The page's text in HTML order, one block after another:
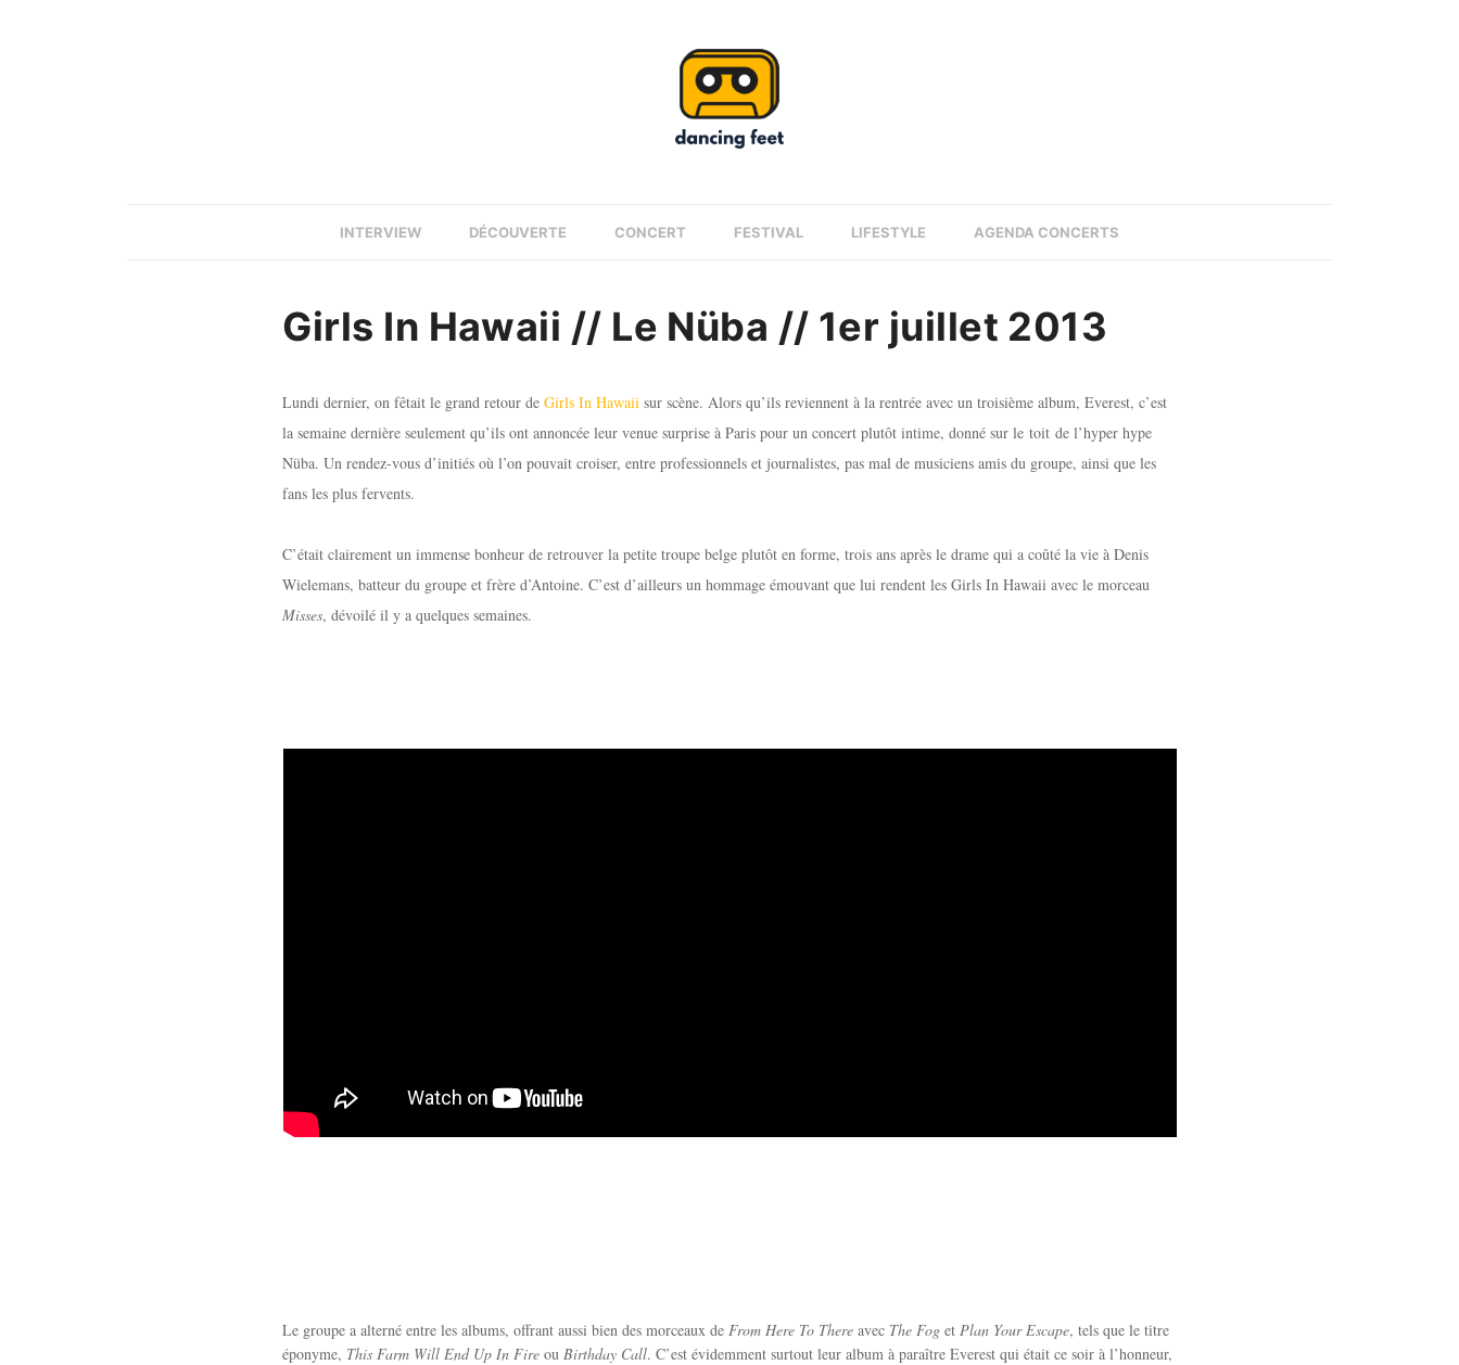
INTERVIEW DÉCOUVERTE CONCERT FESTIVAL LIFESTYLE AGENDA CONCERTS
Girls In Hawaii // Le Nüba // 1er juillet 2013
Lundi dernier, on fêtait le grand retour de Girls In Hawaii sur scène. Alors qu’ils reviennent à la rentrée avec un troisième album, Everest, c’est
la semaine dernière seulement qu’ils ont annoncée leur venue surprise à Paris pour un concert plutôt intime, donné sur le toit de l’hyper hype
Nüba. Un rendez-vous d’initiés où l’on pouvait croiser, entre professionnels et journalistes, pas mal de musiciens amis du groupe, ainsi que les
fans les plus fervents.
C’était clairement un immense bonheur de retrouver la petite troupe belge plutôt en forme, trois ans après le drame qui a coûté la vie à Denis
Wielemans, batteur du groupe et frère d’Antoine. C’est d’ailleurs un hommage émouvant que lui rendent les Girls In Hawaii avec le morceau
Misses, dévoilé il y a quelques semaines.
Le groupe a alterné entre les albums, offrant aussi bien des morceaux de From Here To Thereavec The Foget Plan Your Escape, tels que le titre
éponyme, This Farm Will End Up In Fire ou Birthday Call. C’est évidemment surtout leur album à paraître Everest qui était ce soir à l’honneur,